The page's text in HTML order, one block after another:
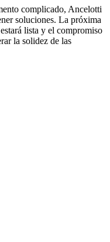
complicado, Ancelotti
soluciones. La próxima
lista y el compromiso
la solidez de las